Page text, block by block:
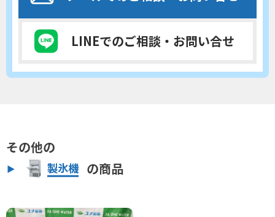
LINEでのご相談 ・お問い合せ
その他の
製氷機 の商品